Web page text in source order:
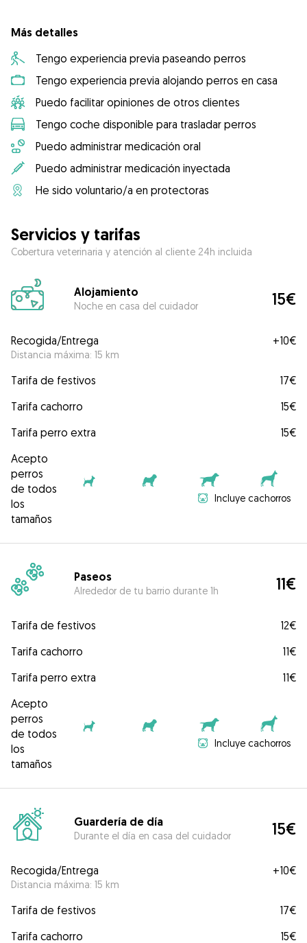
Más detalles
Tengo experiencia previa paseando perros
Tengo experiencia previa alojando perros en casa
Puedo facilitar opiniones de otros clientes
Tengo coche disponible para trasladar perros
Puedo administrar medicación oral
Puedo administrar medicación inyectada
He sido voluntario/a en protectoras
Servicios y tarifas
Cobertura veterinaria y atención al cliente 24h incluida
Alojamiento
Noche en casa del cuidador 15€
Recogida/Entrega
Distancia máxima: 15 km
+10€
Tarifa de festivos
17€
Tarifa cachorro
15€
Tarifa perro extra
15€
Acepto
perros
de todos
los
tamaños
Incluye cachorros
Paseos
Alrededor de tu barrio durante 1h 11€
Tarifa de festivos
12€
Tarifa cachorro
11€
Tarifa perro extra
11€
Acepto
perros
de todos
los
tamaños
Incluye cachorros
Guardería de día
Durante el día en casa del cuidador 15€
Recogida/Entrega
Distancia máxima: 15 km
+10€
Tarifa de festivos
17€
Tarifa cachorro
15€